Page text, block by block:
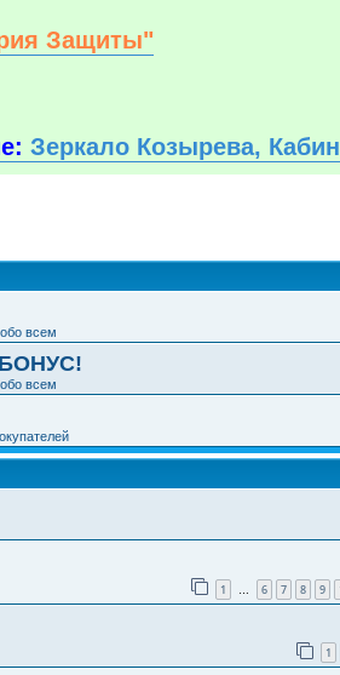
Защиты"
Зеркало Козырева,
всем
БОНУС!
всем
1 … 6 7 8 9
1